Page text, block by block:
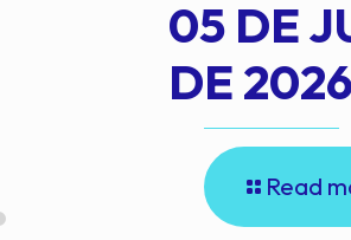
05 DE
DE
Read